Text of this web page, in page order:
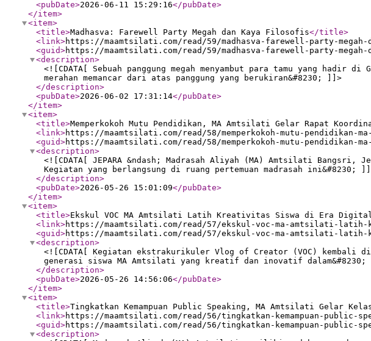
<pubDate>2026-06-11 15:29:16</pubDate>
</item>
<item>
<title>Madhasva: Farewell Party Megah dan Kaya Filosofis</title>
<link>https://maamtsilati.com/read/59/madhasva-farewell-party-
<guid>https://maamtsilati.com/read/59/madhasva-farewell-party-
<description>
<![CDATA[ Sebuah panggung megah menyambut para tamu yang
merahan memancar dari atas panggung yang berukiran&#8230; ]]>
</description>
<pubDate>2026-06-02 17:31:14</pubDate>
</item>
<item>
<title>Memperkokoh Mutu Pendidikan, MA Amtsilati Gelar Rapat
<link>https://maamtsilati.com/read/58/memperkokoh-mutu-
<guid>https://maamtsilati.com/read/58/memperkokoh-mutu-
<description>
<![CDATA[ JEPARA &ndash; Madrasah Aliyah (MA) Amtsilati
Kegiatan yang berlangsung di ruang pertemuan madrasah ini&#8230;
</description>
<pubDate>2026-05-26 15:01:09</pubDate>
</item>
<item>
<title>Ekskul VOC MA Amtsilati Latih Kreativitas Siswa di Era
<link>https://maamtsilati.com/read/57/ekskul-voc-ma-amtsilati-
<guid>https://maamtsilati.com/read/57/ekskul-voc-ma-amtsilati-
<description>
<![CDATA[ Kegiatan ekstrakurikuler Vlog of Creator (VOC)
generasi siswa MA Amtsilati yang kreatif dan inovatif
</description>
<pubDate>2026-05-26 14:56:06</pubDate>
</item>
<item>
<title>Tingkatkan Kemampuan Public Speaking, MA Amtsilati Gelar
<link>https://maamtsilati.com/read/56/tingkatkan-kemampuan-
<guid>https://maamtsilati.com/read/56/tingkatkan-kemampuan-
<description>